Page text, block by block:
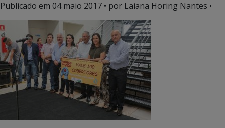
Publicado em 04 maio 2017 • por Laiana Horing Nantes •